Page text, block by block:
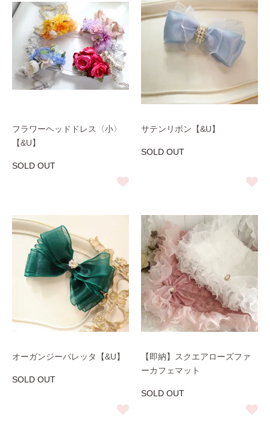
フラワーヘッドドレス〈小〉
【&U】
SOLD OUT
サテンリボン【&U】
SOLD OUT
オーガンジーバレッタ【&U】
SOLD OUT
【即納】スクエアローズファ
ーカフェマット
SOLD OUT